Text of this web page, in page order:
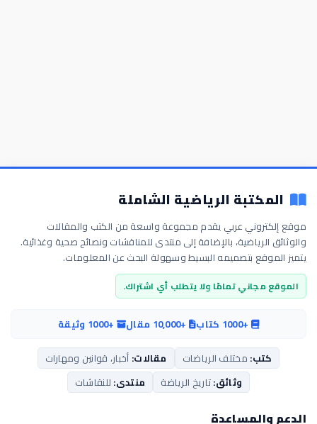
المكتبة الرياضية الشاملة
موقع إلكتروني عربي يقدم مجموعة واسعة من الكتب والمقالات
والوثائق الرياضية، بالإضافة إلى منتدى للمناقشات ونصائح صحية وغذائية.
يتميز الموقع بتصميمه البسيط وسهولة البحث عن المعلومات.
الموقع مجاني تمامًا ولا يتطلب أي اشتراك.
+1000 كتاب +10,000 مقال
+1000 وثيقة
كتب: مختلف الرياضات مقالات: أخبار، قوانين ومهارات
وثائق:تاريخ الرياضة منتدى: للنقاشات
الدعم والمساعدة